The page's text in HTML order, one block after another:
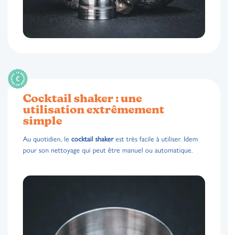
Cocktail shaker : une
utilisation extrêmement
simple
Au quotidien, le cocktail shakerest très facile à utiliser. Idem
pour son nettoyage qui peut être manuel ou automatique.